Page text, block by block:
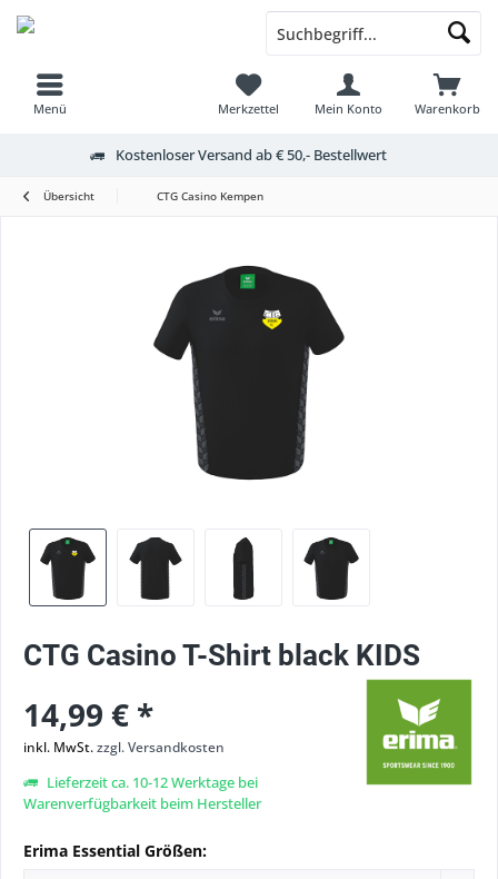
Menü Warenkorb
Merkzettel Mein Konto
Kostenloser Versand ab € 50,- Bestellwert
Übersicht CTG Casino Kempen
CTG Casino T-Shirt black KIDS
14,99 € *
inkl. MwSt.zzgl. Versandkosten
Lieferzeit ca. 10-12 Werktage bei
Warenverfügbarkeit beim Hersteller
Erima Essential Größen: